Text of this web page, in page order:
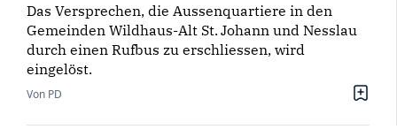
Das Versprechen, die Aussenquartiere in den
Gemeinden Wildhaus-Alt St. Johann und Nesslau
durch einen Rufbus zu erschliessen, wird
eingelöst.
Von PD